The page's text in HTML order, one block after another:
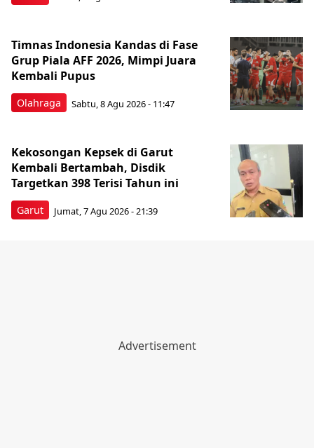
Olahraga
Timnas Indonesia Kandas di Fase
Grup Piala AFF 2026, Mimpi Juara
Kembali Pupus
Sabtu, 8 Agu 2026 - 11:47
Garut
Kekosongan Kepsek di Garut
Kembali Bertambah, Disdik
Targetkan 398 Terisi Tahun ini
Jumat, 7 Agu 2026 - 21:39